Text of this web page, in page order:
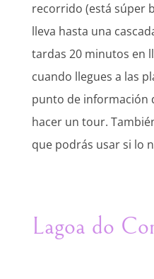
recorrido (está súper
lleva hasta una
tardas 20 minutos en
cuando llegues a las
punto de información
hacer un tour.
que podrás usar si lo
Lagoa do